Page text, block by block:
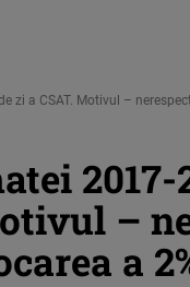
zi a CSAT. Motivul –
2017-
–
a